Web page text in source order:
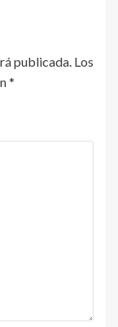
publicada. Los
*